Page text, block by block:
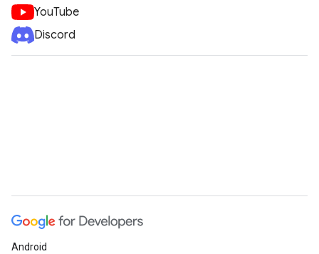
YouTube
Discord
Android